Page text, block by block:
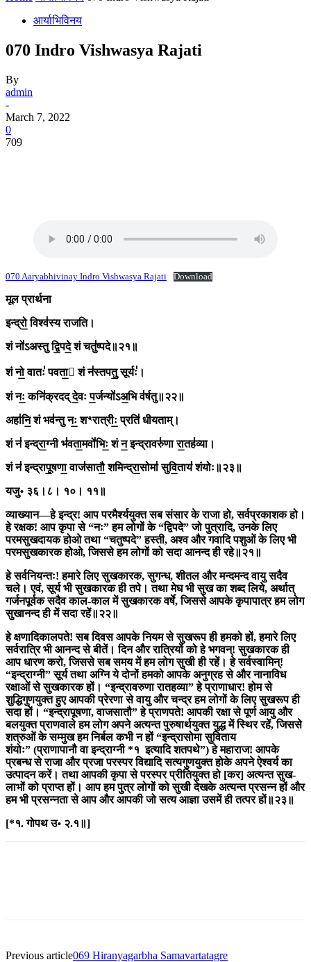
आर्याभिविनय
070 Indro Vishwasya Rajati
By
admin
-
March 7, 2022
0
709
070 Aaryabhivinay Indro Vishwasya Rajati Download
मूल प्रार्थना
इन्द्रो॒ विश्व॑स्य राजति।
शं नो॑ऽअस्तु द्वि॒पदे॒ शं चतु॑ष्पदे॥२१॥
शं नो॒ वातः॑ पवता॒ शं न॑स्तपतु॒ सूर्यः॑।
शं नः॒ कनि॑क्रदद् दे॒वः प॒र्जन्यो॑ऽअ॒भि व॑र्षतु॥२२॥
अहा॑नि॒ शं भव॑न्तु नः॒ शꣳरात्रीः॒ प्रति॑ धीयताम्।
शं न॑ इन्द्रा॒ग्नी भ॑वता॒मवो॑भिः॒ शं न॒ इन्द्रावरु॑णा रा॒तह॑व्या।
शं न॑ इन्द्रापू॒षणा॒ वाज॑सातौ॒ शमिन्द्रा॒सोमा॑ सुवि॒ताय॑ शंयोः॥२३॥
यजु॰ ३६।८। १०। ११॥
व्याख्यान—हे इन्द्र! आप परमैर्श्ययुक्त सब संसार के राजा हो, सर्वप्रकाशक हो।
हे रक्षक! आप कृपा से “नः”हम लोगों के “द्विपदे”जो पुत्रादि, उनके लिए
परमसुखदायक होओ तथा “चतुष्पदे”हस्ती, अश्व और गवादि पशुओं के लिए भी
परमसुखकारक होओ, जिससे हम लोगों को सदा आनन्द ही रहे॥२१॥
हे सर्वनियन्तः! हमारे लिए सुखकारक, सुगन्ध, शीतल और मन्दमन्द वायु सदैव
चले। एवं, सूर्य भी सुखकारक ही तपे। तथा मेघ भी सुख का शब्द लिये, अर्थात्
गर्जनपूर्वक सदैव काल-काल में सुखकारक वर्षे, जिससे आपके कृपापात्र हम लोग
सुखानन्द ही में सदा रहें॥२२॥
हे क्षणादिकालपते! सब दिवस आपके नियम से सुखरूप ही हमको हों, हमारे लिए
सर्वरात्रि भी आनन्द से बीतें। दिन और रात्रियों को हे भगवन्! सुखकारक ही
आप धारण करो, जिससे सब समय में हम लोग सुखी ही रहें। हे सर्वस्वामिन्!
“इन्द्राग्नी”सूर्य तथा अग्नि ये दोनों हमको आपके अनुग्रह से और नानाविध
रक्षाओं से सुखकारक हों। “इन्द्रावरुणा रातहव्या”हे प्राणाधार! होम से
शुद्धिगुणयुक्त हुए आपकी प्रेरणा से वायु और चन्द्र हम लोगों के लिए सुखरूप ही
सदा हों। “इन्द्रापूषणा, वाजसातौ”हे प्राणपते! आपकी रक्षा से पूर्ण आयु और
बलयुक्त प्राणवाले हम लोग अपने अत्यन्त पुरुषार्थयुक्त युद्ध में स्थिर रहें, जिससे
शत्रुओं के सम्मुख हम निर्बल कभी न हों “इन्द्रासोमा सुविताय
शंयोः” (प्राणापानौ वा इन्द्राग्नी *१ इत्यादि शतपथे”) हे महाराज! आपके
प्रबन्ध से राजा और प्रजा परस्पर विद्यादि सत्यगुणयुक्त होके अपने ऐश्वर्य का
उत्पादन करें। तथा आपकी कृपा से परस्पर प्रीतियुक्त हो [कर] अत्यन्त सुख-
लाभों को प्राप्त हों। आप हम पुत्र लोगों को सुखी देखके अत्यन्त प्रसन्न हों और
हम भी प्रसन्नता से आप और आपकी जो सत्य आज्ञा उसमें ही तत्पर हों॥२३॥
[*१. गोपथ उ॰ २.१॥]
Previous article069 Hiranyagarbha Samavartatagre